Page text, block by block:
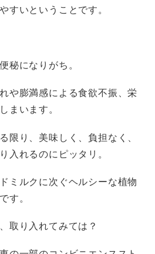
すいということです。
秘になりがち。
や膨満感による食欲不振、栄
まいます。
限り、美味しく、負担なく、
入れるのにピッタリ。
ミルクに次ぐヘルシーな植物
す。
取り入れてみては？